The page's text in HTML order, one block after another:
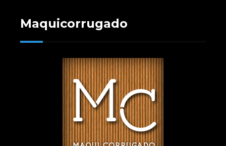
Maquicorrugado